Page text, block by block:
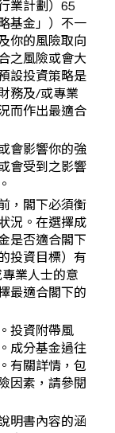
業計劃）65
基金」）不一
你的風險取向
之風險或會大
設投資策略是
務及/或專業
而作出最適合
會影響你的強
會受到之影響
，閣下必須衡
況。在選擇成
是否適合閣下
投資目標）有
業人士的意
最適合閣下的
投資附帶風
成分基金過往
有關詳情，包
因素，請參閱
明書內容的涵